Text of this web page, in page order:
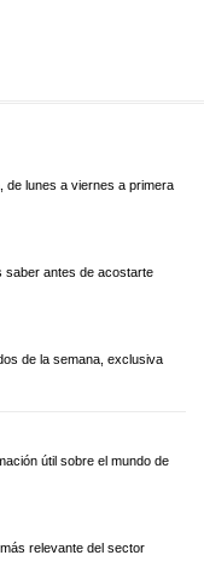
de lunes a viernes a primera
saber antes de acostarte
de la semana, exclusiva
útil sobre el mundo de
relevante del sector